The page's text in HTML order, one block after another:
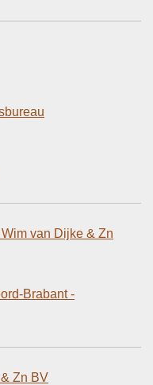
van Dijke & Zn
Brabant -
Zn BV